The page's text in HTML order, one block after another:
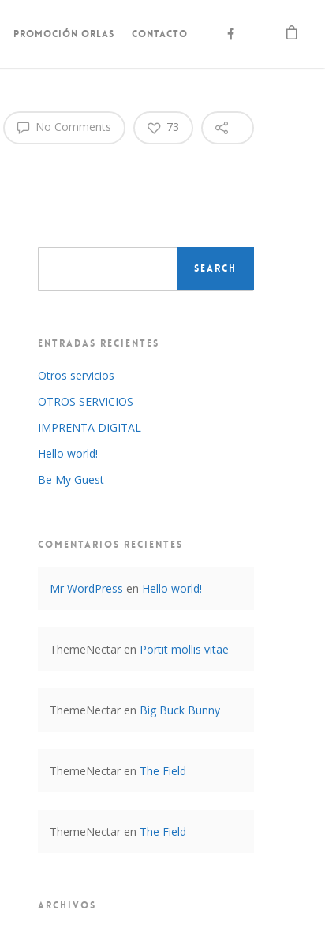
PROMOCIÓN ORLAS CONTACTO
No Comments 73
ENTRADAS RECIENTES
Otros servicios
OTROS SERVICIOS
IMPRENTA DIGITAL
Hello world!
Be My Guest
COMENTARIOS RECIENTES
Mr WordPress en Hello world!
ThemeNectar en Portit mollis vitae
ThemeNectar en Big Buck Bunny
ThemeNectar en The Field
ThemeNectar en The Field
ARCHIVOS